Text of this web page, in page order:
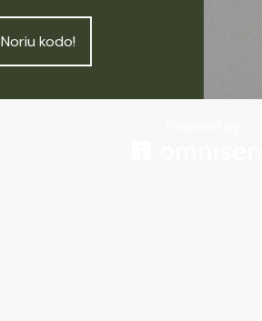
Noriu kodo!